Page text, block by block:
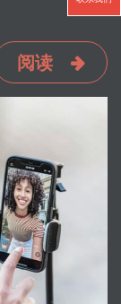
阅读